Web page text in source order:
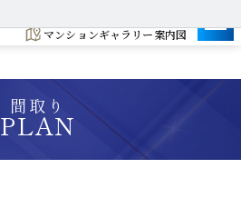
マンションギャラリー案内図
間取り
PLAN